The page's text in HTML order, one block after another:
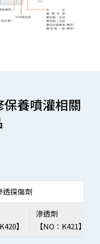
保養噴灌相關
透探傷劑
】
滲透劑
【NO：K421】